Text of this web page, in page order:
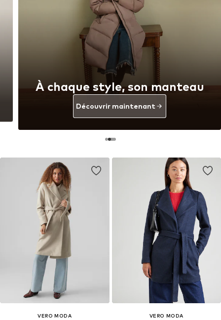
VERO MODA VERO MODA
À chaque style, son manteau
Découvrir maintenant